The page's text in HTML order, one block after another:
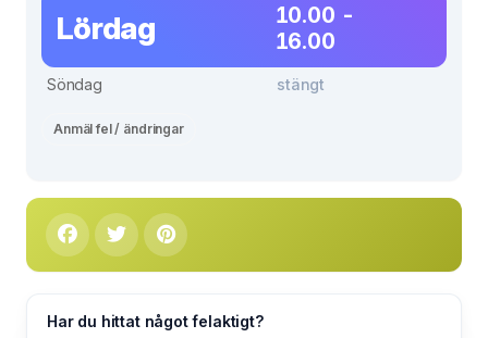
Lördag
10.00 -
16.00
Söndag stängt
Anmäl fel / ändringar
Har du hittat något felaktigt?